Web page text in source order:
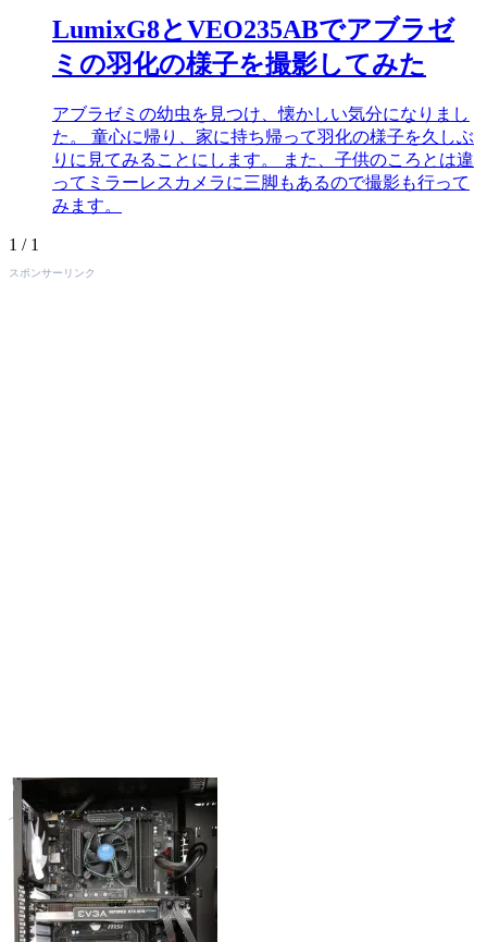
LumixG8とVEO235ABでアブラゼ
ミの羽化の様子を撮影してみた
アブラゼミの幼虫を見つけ、懐かしい気分になりまし
た。 童心に帰り、家に持ち帰って羽化の様子を久しぶ
りに見てみることにします。 また、子供のころとは違
ってミラーレスカメラに三脚もあるので撮影も行って
みます。
1 / 1
スポンサーリンク